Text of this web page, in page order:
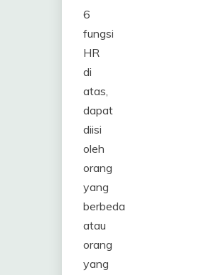
6
fungsi
HR
di
atas,
dapat
diisi
oleh
orang
yang
berbeda
atau
orang
yang